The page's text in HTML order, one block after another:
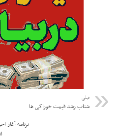
قبلی
شتاب رشد قیمت‌ خوراکی ها
برنامه